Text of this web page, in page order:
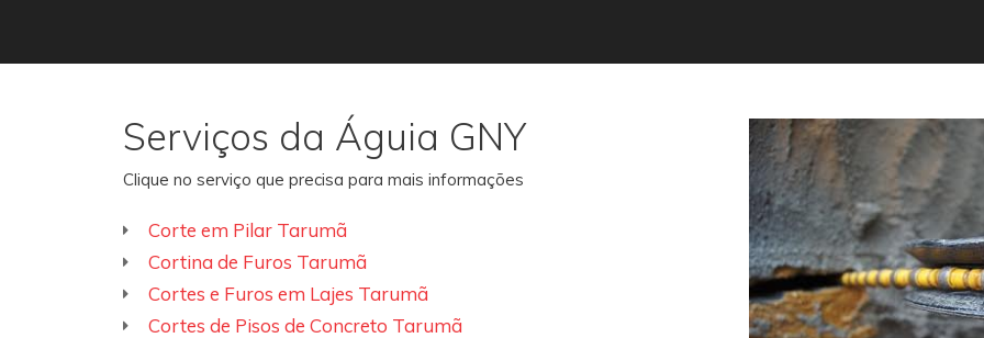
Serviços da Águia GNY
Clique no serviço que precisa para mais informações
Corte em Pilar Tarumã
Cortina de Furos Tarumã
Cortes e Furos em Lajes Tarumã
Cortes de Pisos de Concreto Tarumã